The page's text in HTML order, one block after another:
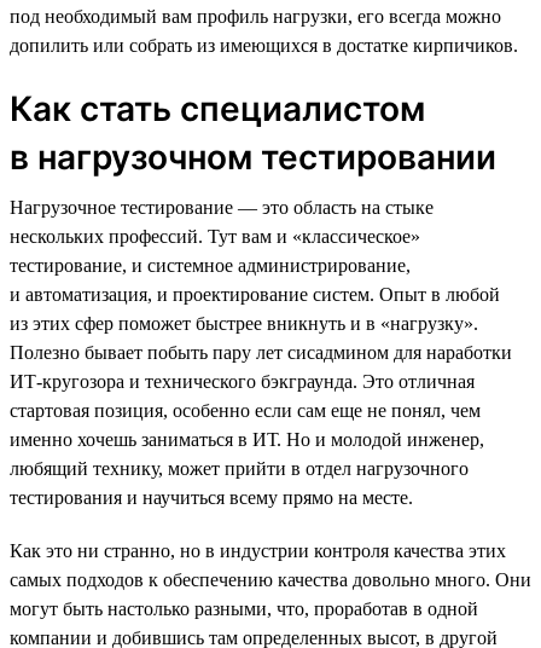
под необходимый вам профиль нагрузки, его всегда можно
допилить или собрать из имеющихся в достатке кирпичиков.
Как стать специалистом
в нагрузочном тестировании
Нагрузочное тестирование — это область на стыке
нескольких профессий. Тут вам и «классическое»
тестирование, и системное администрирование,
и автоматизация, и проектирование систем. Опыт в любой
из этих сфер поможет быстрее вникнуть и в «нагрузку».
Полезно бывает побыть пару лет сисадмином для наработки
ИТ-кругозора и технического бэкграунда. Это отличная
стартовая позиция, особенно если сам еще не понял, чем
именно хочешь заниматься в ИТ. Но и молодой инженер,
любящий технику, может прийти в отдел нагрузочного
тестирования и научиться всему прямо на месте.
Как это ни странно, но в индустрии контроля качества этих
самых подходов к обеспечению качества довольно много. Они
могут быть настолько разными, что, проработав в одной
компании и добившись там определенных высот, в другой